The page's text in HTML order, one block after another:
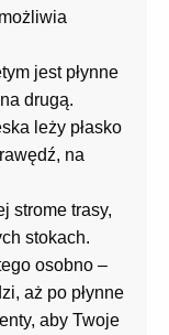
jest płynne
drugą.
leży płasko
na
strome trasy,
stokach.
osobno –
aż po płynne
aby Twoje